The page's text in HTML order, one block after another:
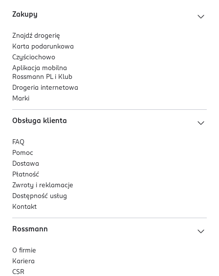
Silikonowy
sunie po ustach, zapewniając równomierną aplikację i
przyjemny efekt masażu. Praktyczne
on-offułatwia stosowanie i chroni produkt.
Zakupy
Znajdź drogerię
Karta podarunkowa
Czyściochowo
Aplikacja mobilna
Rossmann PL i Klub
Drogeria internetowa
Marki
Obsługa klienta
FAQ
Pomoc
Dostawa
Płatność
Zwroty i reklamacje
Dostępność usług
Kontakt
Rossmann
O firmie
Kariera
CSR